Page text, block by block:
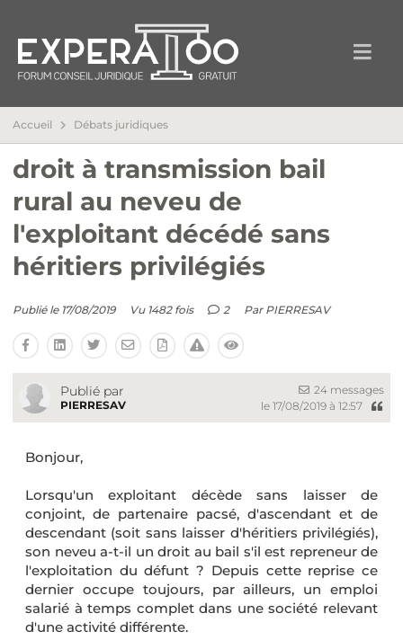
Accueil Débats juridiques
droit à transmission bail
rural au neveu de
l'exploitant décédé sans
héritiers privilégiés
Publié le 17/08/2019 Vu 1482 fois 2 Par PIERRESAV
Publié par
PIERRESAV
24 messages
le 17/08/2019 à 12:57
Bonjour,
Lorsqu'un exploitant décède sans laisser de
conjoint, de partenaire pacsé, d'ascendant et de
descendant (soit sans laisser d'héritiers privilégiés),
son neveu a-t-il un droit au bail s'il est repreneur de
l'exploitation du défunt ? Depuis cette reprise ce
dernier occupe toujours, par ailleurs, un emploi
salarié à temps complet dans une société relevant
d'une activité différente.